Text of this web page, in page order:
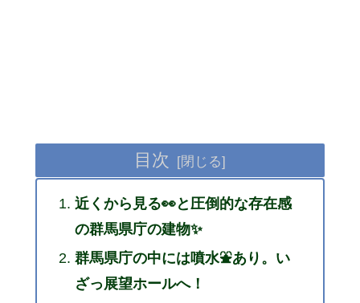
目次
近くから見る👀と圧倒的な存在感
の群馬県庁の建物✨
群馬県庁の中には噴水⛲あり。い
ざっ展望ホールへ！